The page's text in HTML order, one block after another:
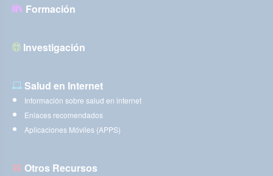
Formación
Investigación
Salud en Internet
Información sobre salud en internet
Enlaces recomendados
Aplicaciones Móviles (APPS)
Otros Recursos